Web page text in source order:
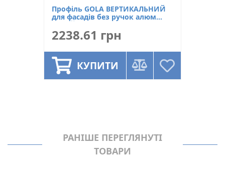
Профіль GOLA ВЕРТИКАЛЬНИЙ
для фасадів без ручок алюм
System
2238.61 грн
КУПИТИ
РАНІШЕ ПЕРЕГЛЯНУТІ
ТОВАРИ